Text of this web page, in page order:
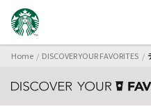
Home DISCOVER YOUR FAVORITES